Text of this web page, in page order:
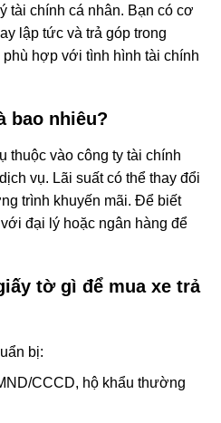
tài chính cá nhân. Bạn có cơ
lập tức và trả góp trong
hợp với tình hình tài chính
bao nhiêu?
thuộc vào công ty tài chính
vụ. Lãi suất có thể thay đổi
trình khuyến mãi. Để biết
đại lý hoặc ngân hàng để
tờ gì để mua xe trả
bị:
CCCD, hộ khẩu thường